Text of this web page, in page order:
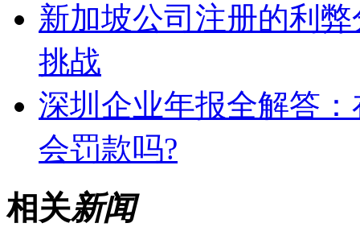
新加坡公司注册的利
挑战
深圳企业年报全解答
会罚款吗?
相关新闻